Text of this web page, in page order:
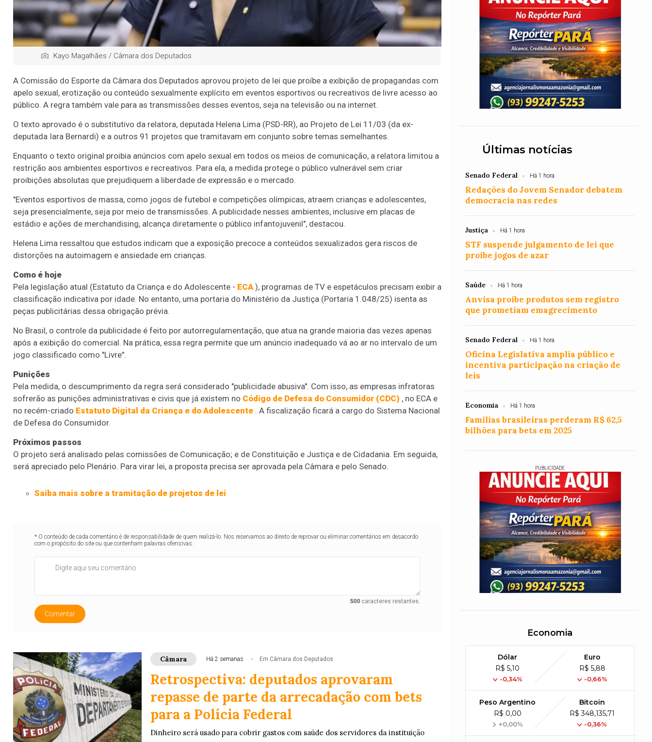
Kayo Magalhães / Câmara dos Deputados
A Comissão do Esporte da Câmara dos Deputados aprovou projeto de lei que proíbe a exibição de propagandas com
apelo sexual, erotização ou conteúdo sexualmente explícito em eventos esportivos ou recreativos de livre acesso ao
público. A regra também vale para as transmissões desses eventos, seja na televisão ou na internet.
O texto aprovado é o substitutivo da relatora, deputada Helena Lima (PSD-RR), ao Projeto de Lei 11/03 (da ex-
deputada Iara Bernardi) e a outros 91 projetos que tramitavam em conjunto sobre temas semelhantes.
Enquanto o texto original proibia anúncios com apelo sexual em todos os meios de comunicação, a relatora limitou a
restrição aos ambientes esportivos e recreativos. Para ela, a medida protege o público vulnerável sem criar
proibições absolutas que prejudiquem a liberdade de expressão e o mercado.
"Eventos esportivos de massa, como jogos de futebol e competições olímpicas, atraem crianças e adolescentes,
seja presencialmente, seja por meio de transmissões. A publicidade nesses ambientes, inclusive em placas de
estádio e ações de merchandising, alcança diretamente o público infantojuvenil", destacou.
Helena Lima ressaltou que estudos indicam que a exposição precoce a conteúdos sexualizados gera riscos de
distorções na autoimagem e ansiedade em crianças.
Como é hoje
Pela legislação atual (Estatuto da Criança e do Adolescente - ECA ), programas de TV e espetáculos precisam exibir a
classificação indicativa por idade. No entanto, uma portaria do Ministério da Justiça (Portaria 1.048/25) isenta as
peças publicitárias dessa obrigação prévia.
No Brasil, o controle da publicidade é feito por autorregulamentação, que atua na grande maioria das vezes apenas
após a exibição do comercial. Na prática, essa regra permite que um anúncio inadequado vá ao ar no intervalo de um
jogo classificado como "Livre".
Punições
Pela medida, o descumprimento da regra será considerado "publicidade abusiva". Com isso, as empresas infratoras
sofrerão as punições administrativas e civis que já existem no Código de Defesa do Consumidor (CDC) , no ECA e
no recém-criado Estatuto Digital da Criança e do Adolescente . A fiscalização ficará a cargo do Sistema Nacional
de Defesa do Consumidor.
Próximos passos
O projeto será analisado pelas comissões de Comunicação; e de Constituição e Justiça e de Cidadania. Em seguida,
será apreciado pelo Plenário. Para virar lei, a proposta precisa ser aprovada pela Câmara e pelo Senado.
Saiba mais sobre a tramitação de projetos de lei
* O conteúdo de cada comentário é de responsabilidade de quem realizá-lo. Nos reservamos ao direito de reprovar ou eliminar comentários em desacordo
com o propósito do site ou que contenham palavras ofensivas.
500caracteres restantes.
Comentar
Câmara Há 2 semanas Em Câmara dos Deputados
Retrospectiva: deputados aprovaram
repasse de parte da arrecadação com bets
para a Polícia Federal
Dinheiro será usado para cobrir gastos com saúde dos servidores da instituição
Últimas notícias
Senado Federal Há 1 hora
Redações do Jovem Senador debatem
democracia nas redes
Justiça Há 1 hora
STF suspende julgamento de lei que
proíbe jogos de azar
Saúde Há 1 hora
Anvisa proíbe produtos sem registro
que prometiam emagrecimento
Senado Federal Há 1 hora
Oficina Legislativa amplia público e
incentiva participação na criação de
leis
Economia Há 1 hora
Famílias brasileiras perderam R$ 62,5
bilhões para bets em 2025
PUBLICIDADE
Economia
Dólar
R$ 5,10
-0,34%
Euro
R$ 5,88
-0,66%
Peso Argentino
R$ 0,00
+0,00%
Bitcoin
R$ 348,135,71
-0,36%